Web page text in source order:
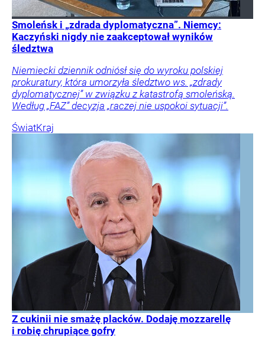
Smoleńsk i „zdrada dyplomatyczna”. Niemcy:
Kaczyński nigdy nie zaakceptował wyników
śledztwa
Niemiecki dziennik odniósł się do wyroku polskiej
prokuratury, która umorzyła śledztwo ws. „zdrady
dyplomatycznej” w związku z katastrofą smoleńską.
Według „FAZ” decyzja „raczej nie uspokoi sytuacji”.
ŚwiatKraj
Z cukinii nie smażę placków. Dodaję mozzarellę
i robię chrupiące gofry